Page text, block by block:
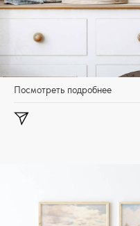
Посмотреть подробнее